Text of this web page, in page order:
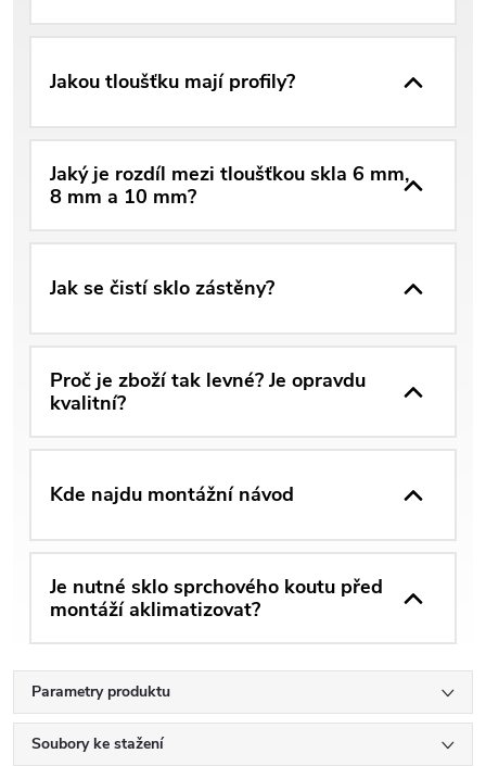
Jakou tloušťku mají profily?
Jaký je rozdíl mezi tloušťkou skla 6 mm,
8 mm a 10 mm?
Jak se čistí sklo zástěny?
Proč je zboží tak levné? Je opravdu
kvalitní?
Kde najdu montážní návod
Je nutné sklo sprchového koutu před
montáží aklimatizovat?
Parametry produktu
Soubory ke stažení